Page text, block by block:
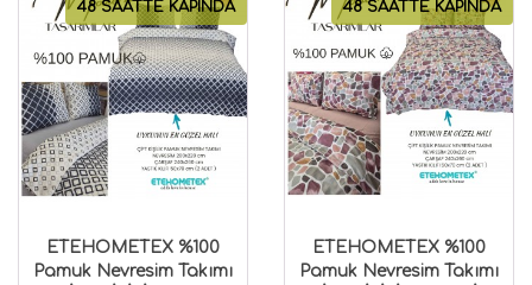
48 SAATTE KAPINDA
ETEHOMETEX %100
Pamuk Nevresim Takımı
48 SAATTE KAPINDA
ETEHOMETEX %100
Pamuk Nevresim Takımı